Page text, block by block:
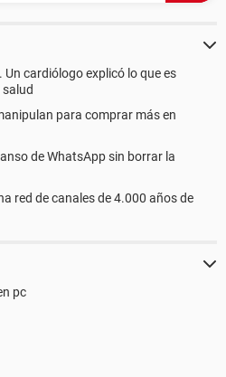
cardiólogo explicó lo que es
para comprar más en
de WhatsApp sin borrar la
red de canales de 4.000 años de
pc